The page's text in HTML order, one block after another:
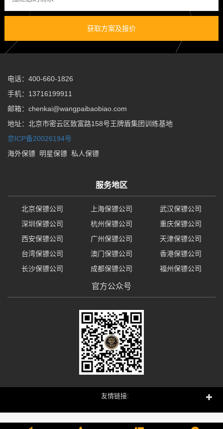
获取方案及报价
电话：400-660-1826
手机：13716199911
邮箱：chenkai@wangpaibaobiao.com
地址：北京市密云区致富路158号王牌盾集团训练基地
京ICP备20026194号
海外保镖
明星保镖 私人保镖
服务地区
北京保镖公司 上海保镖公司
武汉保镖公司
深圳保镖公司
杭州保镖公司
重庆保镖公司
西安保镖公司
广州保镖公司
天津保镖公司
台湾保镖公司
澳门保镖公司
香港保镖公司
长沙保镖公司
成都保镖公司 福州保镖公司
官方公众号
友情链接: